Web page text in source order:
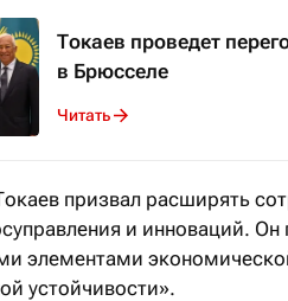
Токаев проведет
в Брюсселе
Читать
призвал расширять
и инноваций. Он
элементами
устойчивости».